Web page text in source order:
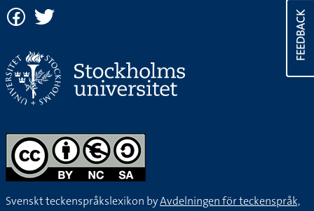
FEEDBACK
Svenskt teckenspråkslexikon byAvdelningen för teckenspråk,